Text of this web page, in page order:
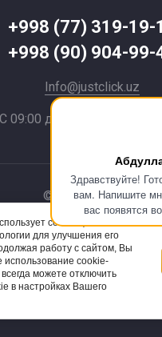
Здравствуйте!
вам. Напишите
вас появятся
+998 (77) 319-19-
+998 (90) 904-99-
Info@justclick.uz
С 09:00 до 21:00 без
© 2024 JustClick
Powered by
cookie-файлы и
для улучшения его
работу с сайтом, Вы
использование cookie-
можете отключить
в настройках Вашего